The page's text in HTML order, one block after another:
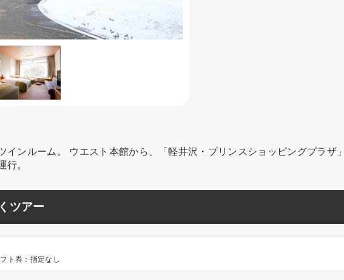
インルーム。 ウエスト本館から、「軽井沢・プリンスショッピングプラザ
。
ツアー
ト券：指定なし